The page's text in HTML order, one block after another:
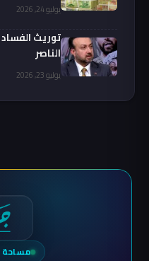
يوليو 24, 2026
توريث الفساد
الناصر
يوليو 23, 2026
مساحة